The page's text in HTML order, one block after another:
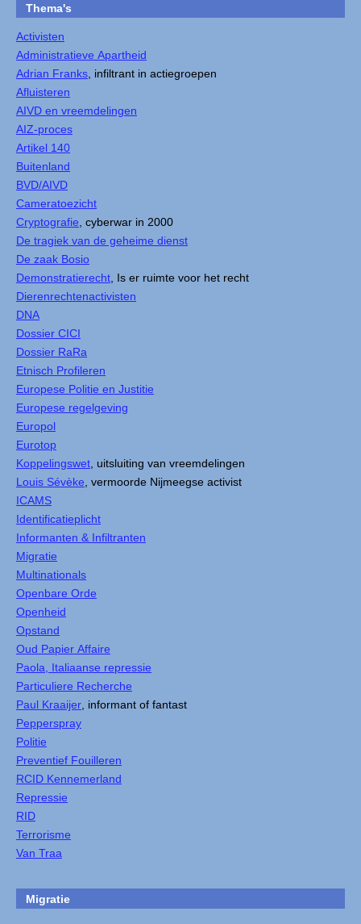
Thema's
Activisten
Administratieve Apartheid
Adrian Franks , infiltrant in actiegroepen
Afluisteren
AIVD en vreemdelingen
AIZ-proces
Artikel 140
Buitenland
BVD/AIVD
Cameratoezicht
Cryptografie , cyberwar in 2000
De tragiek van de geheime dienst
De zaak Bosio
Demonstratierecht , Is er ruimte voor het recht
Dierenrechtenactivisten
DNA
Dossier CICI
Dossier RaRa
Etnisch Profileren
Europese Politie en Justitie
Europese regelgeving
Europol
Eurotop
Koppelingswet , uitsluiting van vreemdelingen
Louis Sévèke , vermoorde Nijmeegse activist
ICAMS
Identificatieplicht
Informanten & Infiltranten
Migratie
Multinationals
Openbare Orde
Openheid
Opstand
Oud Papier Affaire
Paola, Italiaanse repressie
Particuliere Recherche
Paul Kraaijer , informant of fantast
Pepperspray
Politie
Preventief Fouilleren
RCID Kennemerland
Repressie
RID
Terrorisme
Van Traa
Migratie